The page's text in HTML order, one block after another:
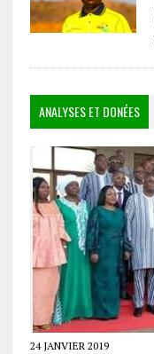
ANALYSES ET DONÉES
24 JANVIER 2019